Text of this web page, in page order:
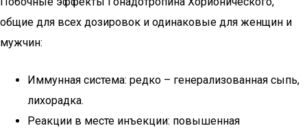
общие для всех дозировок и одинаковые для женщин и
мужчин:
Иммунная система: редко – генерализованная сыпь,
лихорадка.
Реакции в месте инъекции: повышенная